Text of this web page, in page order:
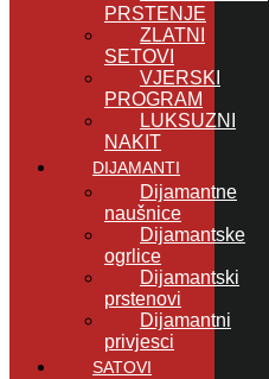
PRSTENJE
ZLATNI
SETOVI
VJERSKI
PROGRAM
LUKSUZNI
NAKIT
DIJAMANTI
Dijamantne
naušnice
Dijamantske
ogrlice
Dijamantski
prstenovi
Dijamantni
privjesci
SATOVI